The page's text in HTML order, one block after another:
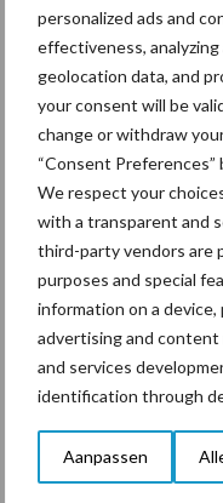
personalized ads and
effectiveness,
geolocation data, and
your consent will be
change or withdraw
“Consent
We respect your
with a transparent and
third-party vendors are
purposes and special
information on a
advertising and content
and services
identification through
Aanpassen
Themapagina's
Diergezondheid
Bedrijfsnieuws